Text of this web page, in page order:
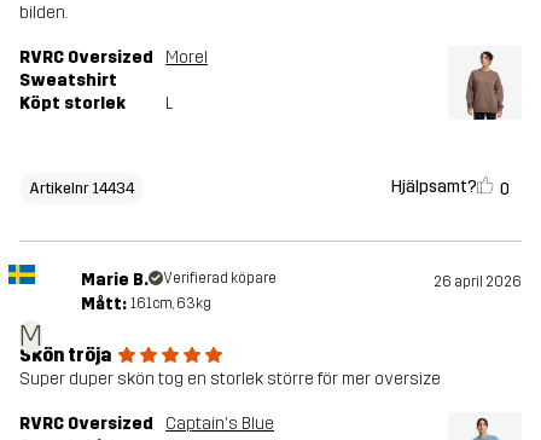
bilden.
RVRC Oversized
Sweatshirt
Morel
Köpt storlek L
Artikelnr 14434 Hjälpsamt? 0
M
Marie B. Verifierad köpare 26 april 2026
Mått: 161cm, 63kg
Skön tröja
Super duper skön tog en storlek större för mer oversize
RVRC Oversized
Captain's Blue